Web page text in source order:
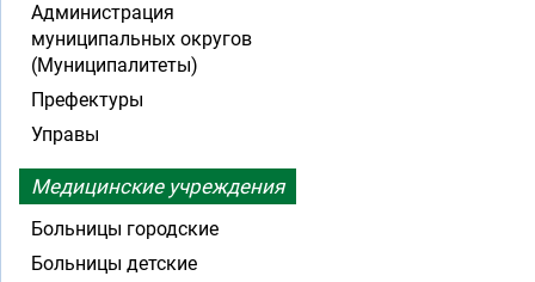
Администрация
муниципальных округов
(Муниципалитеты)
Префектуры
Управы
Медицинские учреждения
Больницы городские
Больницы детские